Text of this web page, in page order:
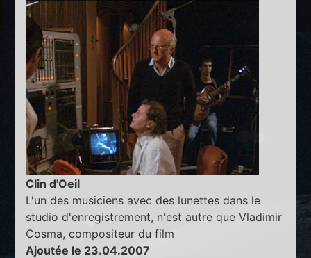
Clin d'Oeil
L'un des musiciens avec des lunettes dans le
studio d'enregistrement, n'est autre que Vladimir
Cosma, compositeur du film
Ajoutée le 23.04.2007